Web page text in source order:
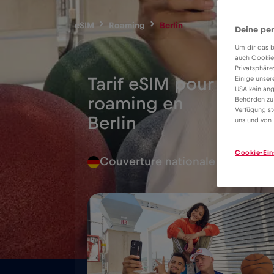
eSIM Roaming Berlin
Tarif eSIM pour le
roaming en
Berlin
2€/
Couverture nationale
Deine
Um dir das
auch
Einige
USA kein
Behörden
Verfügung
uns und von
Cookie-